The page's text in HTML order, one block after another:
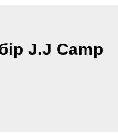
J.J Camp